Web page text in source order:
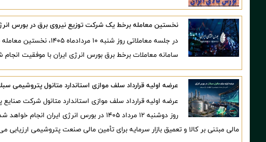
نخستین معامله برخط یک شرکت توزیع نیروی برق در بورس
در جلسه معاملاتی روز شنبه
سامانه معاملات برخط برق بورس انرژی ایران با موفقیت
عرضه اولیه قرارداد سلف موازی استاندارد متانول پتروشیمی سبلان در بورس
عرضه اولیه قرارداد سلف موازی استاندارد متانول شرکت
روز دوشنبه ۱۲ مرداد ۱۴۰۵ در بورس انرژی ایران
مالی مبتنی بر کالا و تعمیق بازار سرمایه برای تأمین مالی صنعت پتروشیمی ارزیابی